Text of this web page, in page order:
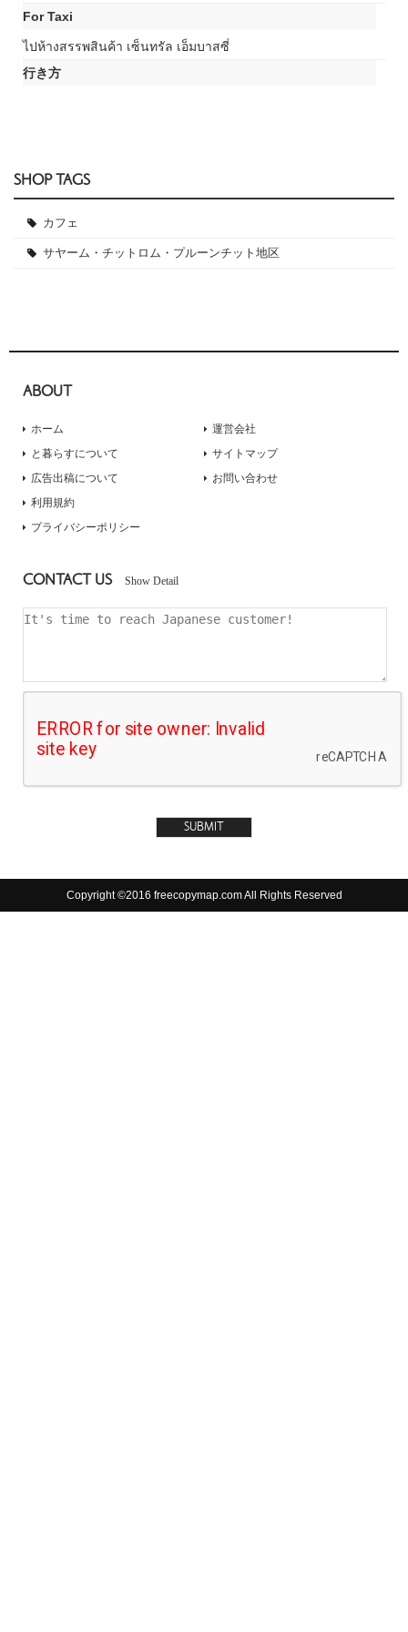
For Taxi
ไปห้างสรรพสินค้า เซ็นทรัล เอ็มบาสซี่
行き方
SHOP TAGS
カフェ
サヤーム・チットロム・プルーンチット地区
ABOUT
ホーム
と暮らすについて
広告出稿について
運営会社
サイトマップ
お問い合わせ
利用規約
プライバシーポリシー
CONTACT US Show Detail
Copyright ©2016 freecopymap.com All Rights Reserved